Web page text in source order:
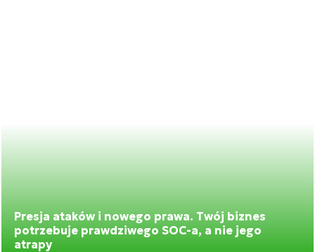
Presja ataków i nowego prawa. Twój biznes
potrzebuje prawdziwego SOC-a, a nie jego
atrapy